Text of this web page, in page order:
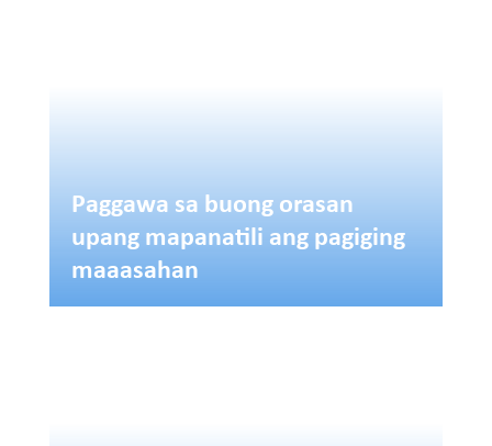
Paggawa sa buong orasan
upang mapanatili ang pagiging
maaasahan